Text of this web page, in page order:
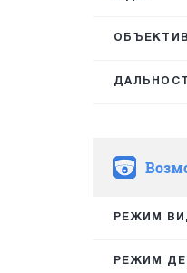
РЕЖИМ
РЕЖИМ